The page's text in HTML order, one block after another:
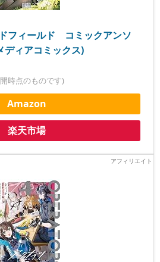
フィールド コミックアンソ
ディアコミックス)
時点のものです)
Amazon
楽天市場